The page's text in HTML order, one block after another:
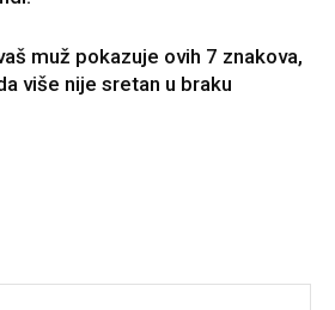
muž pokazuje ovih 7 znakova,
više nije sretan u braku